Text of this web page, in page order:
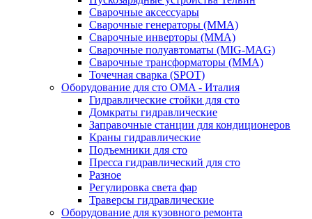
Сварочные аксессуары
Сварочные генераторы (MMA)
Сварочные инверторы (MMA)
Сварочные полуавтоматы (MIG-MAG)
Сварочные трансформаторы (MMA)
Точечная сварка (SPOT)
Оборудование для сто OMA - Италия
Гидравлические стойки для сто
Домкраты гидравлические
Заправочные станции для кондиционеров
Краны гидравлические
Подъемники для сто
Пресса гидравлический для сто
Разное
Регулировка света фар
Траверсы гидравлические
Оборудование для кузовного ремонта